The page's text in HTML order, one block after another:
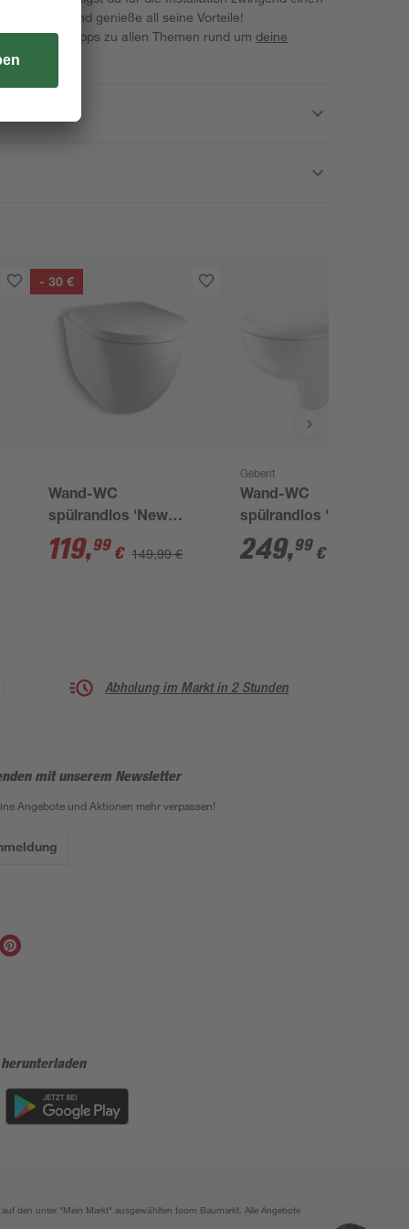
Wand-WC und genieße all seine Vorteile!
wervolle Tipps zu allen Themen rund umdeine
- 30 €
Wand-WC
spülrandlos 'New
York' inklusive WC-
Sitz weiß
119,99 € 149,99 €
Geberit
Wand-WC
spülrandlos 'Renova'
inklusive WC-Sitz
weiß
249,99 €
Abholung im Markt in 2 Stunden
mit unserem Newsletter
Angebote und Aktionen mehr verpassen!
den unter "Mein Markt" ausgewählten toom Baumarkt. Alle Angebote